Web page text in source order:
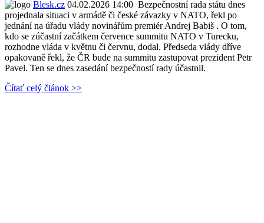
Blesk.cz 04.02.2026 14:00 Bezpečnostní rada státu dnes
projednala situaci v armádě či české závazky v NATO, řekl po
jednání na úřadu vlády novinářům premiér Andrej Babiš . O tom,
kdo se zúčastní začátkem července summitu NATO v Turecku,
rozhodne vláda v květnu či červnu, dodal. Předseda vlády dříve
opakovaně řekl, že ČR bude na summitu zastupovat prezident Petr
Pavel. Ten se dnes zasedání bezpečností rady účastnil.
Čítať celý článok >>